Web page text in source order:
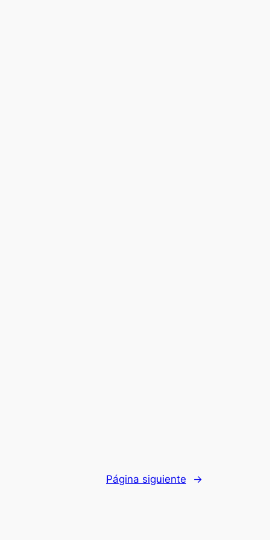
Página siguiente →